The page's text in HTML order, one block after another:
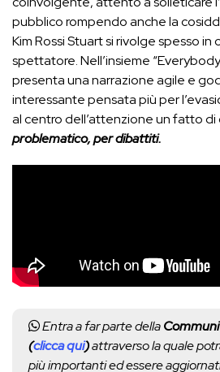
pubblico rompendo anche la
Kim Rossi Stuart si rivolge spesso in
spettatore. Nell’insieme
presenta una narrazione agile e
interessante pensata più per
al centro dell’attenzione un fatto di
problematico, per dibattiti.
Entra a far parte della
(clicca qui)attraverso la quale
più importanti ed essere